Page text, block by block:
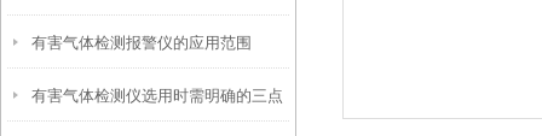
有害气体检测报警仪的应用范围
有害气体检测仪选用时需明确的三点